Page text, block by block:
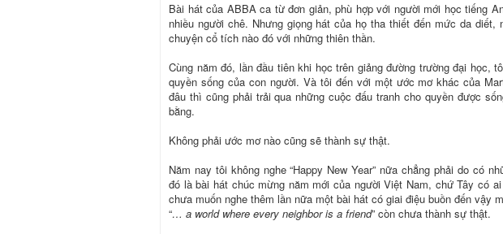
Bài hát của ABBA ca từ đơn giản, phù hợp với người mới học tiếng
nhiều người chê. Nhưng giọng hát của họ tha thiết đến mức da diết,
chuyện cổ tích nào đó với những thiên thần.
Cùng năm đó, lần đầu tiên khi học trên giảng đường trường đại học,
quyền sống của con người. Và tôi đến với một ước mơ khác của
đâu thì cũng phải trải qua những cuộc đấu tranh cho quyền được
bằng.
Không phải ước mơ nào cũng sẽ thành sự thật.
Năm nay tôi không nghe “Happy New Year” nữa chẳng phải do có
đó là bài hát chúc mừng năm mới của người Việt Nam, chứ Tây có
chưa muốn nghe thêm lần nữa một bài hát có giai điệu buồn đến vậy
“… a world where every neighbor is a friend” còn chưa thành sự thật.